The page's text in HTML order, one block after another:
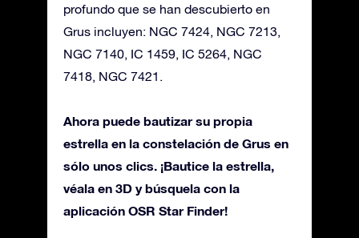
profundo que se han descubierto en
Grus incluyen: NGC 7424, NGC 7213,
NGC 7140, IC 1459, IC 5264, NGC
7418, NGC 7421.
Ahora puede bautizar su propia
estrella en la constelación de Grus en
sólo unos clics. ¡Bautice la estrella,
véala en 3D y búsquela con la
aplicación OSR Star Finder!